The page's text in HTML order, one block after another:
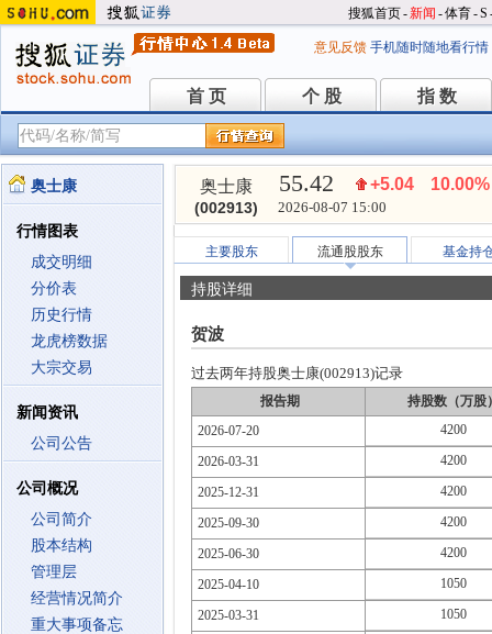
搜狐首页-新闻 -体育-S
意见反馈 手机随时随地看行情
首 页
首 页 个 股
个 股 指 数
指 数
奥士康
行情图表
成交明细
分价表
历史行情
龙虎榜数据
大宗交易
新闻资讯
公司公告
公司概况
公司简介
股本结构
管理层
经营情况简介
重大事项备忘
奥士康
(002913)
55.42 +5.04 10.00%
2026-08-07 15:00
主要股东 流通股股东 基金持
持股详细
贺波
过去两年持股奥士康(002913)记录
报告期
持股数（万股
2026-07-20
4200
2026-03-31 4200
2025-12-31 4200
2025-09-30 4200
2025-06-30 4200
2025-04-10 1050
2025-03-31 1050